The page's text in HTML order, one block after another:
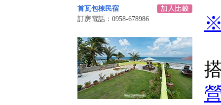
首瓦包棟民宿
訂房電話：0958-678986